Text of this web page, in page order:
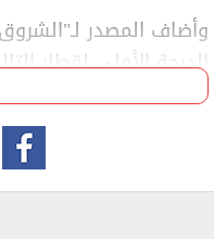
وأضاف المصدر
التذكرة 275 جنيهًا بدلاً من 225 جنيهًا.